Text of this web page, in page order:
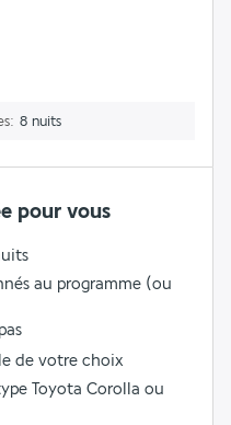
8 nuits
pour vous
au programme (ou
de votre choix
Toyota Corolla ou